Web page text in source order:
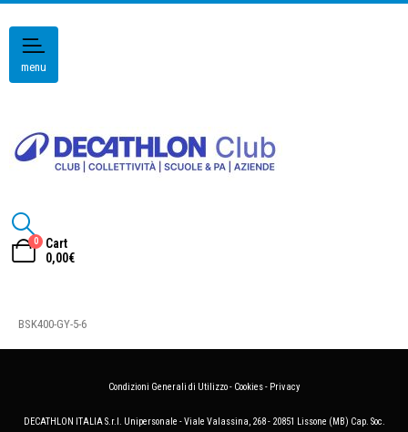
menu
0
Cart
0,00€
BSK400-GY-5-6
Condizioni Generali di Utilizzo- Cookies- Privacy
DECATHLON ITALIA S.r.l. Unipersonale - Viale Valassina, 268 - 20851 Lissone (MB) Cap. Soc.